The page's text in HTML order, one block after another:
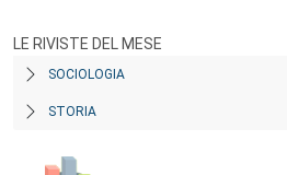
LE RIVISTE DEL MESE
SOCIOLOGIA
STORIA